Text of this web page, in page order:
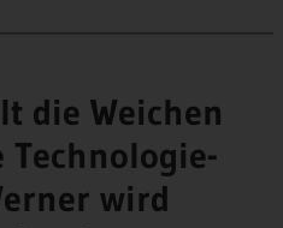
die Weichen
wird